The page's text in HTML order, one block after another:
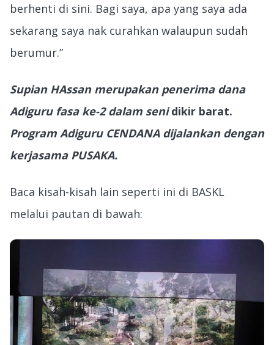
berhenti di sini. Bagi saya, apa yang saya ada
sekarang saya nak curahkan walaupun sudah
berumur.”
Supian HAssan merupakan penerima dana
Adiguru fasa ke-2 dalam senidikir barat.
Program Adiguru CENDANA dijalankan dengan
kerjasama PUSAKA.
Baca kisah-kisah lain seperti ini di BASKL
melalui pautan di bawah: